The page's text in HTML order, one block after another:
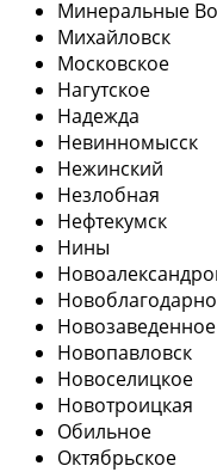
Минеральные
Михайловск
Московское
Нагутское
Надежда
Невинномысск
Нежинский
Незлобная
Нефтекумск
Нины
Новозаведенное
Новопавловск
Новоселицкое
Новотроицкая
Обильное
Октябрьское